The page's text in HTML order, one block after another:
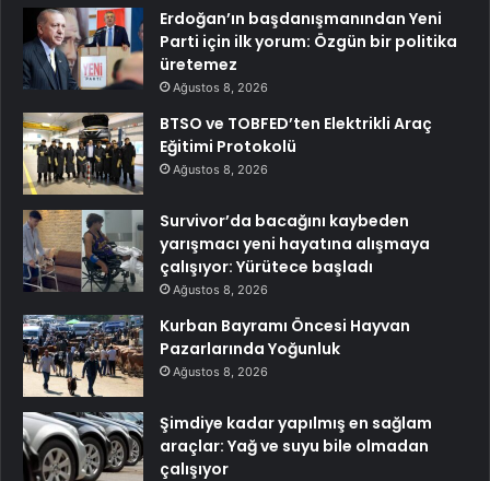
Erdoğan’ın başdanışmanından Yeni
Parti için ilk yorum: Özgün bir politika
üretemez
Ağustos 8, 2026
BTSO ve TOBFED’ten Elektrikli Araç
Eğitimi Protokolü
Ağustos 8, 2026
Survivor’da bacağını kaybeden
yarışmacı yeni hayatına alışmaya
çalışıyor: Yürütece başladı
Ağustos 8, 2026
Kurban Bayramı Öncesi Hayvan
Pazarlarında Yoğunluk
Ağustos 8, 2026
Şimdiye kadar yapılmış en sağlam
araçlar: Yağ ve suyu bile olmadan
çalışıyor